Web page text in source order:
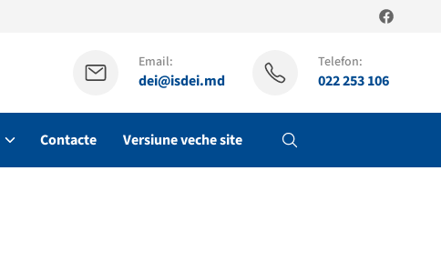
Email:
dei@isdei.md
Telefon:
022 253 106
Contacte Versiune veche site